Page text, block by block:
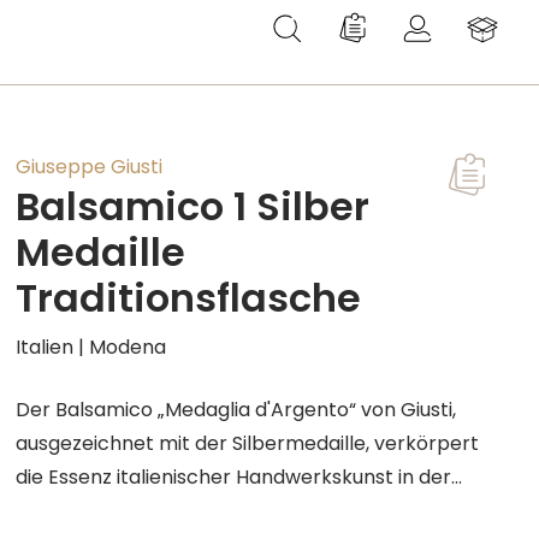
Du hast 0 Produkte
Giuseppe Giusti
Balsamico 1 Silber
Medaille
Traditionsflasche
Italien | Modena
Der Balsamico „Medaglia d'Argento“ von Giusti,
ausgezeichnet mit der Silbermedaille, verkörpert
die Essenz italienischer Handwerkskunst in der